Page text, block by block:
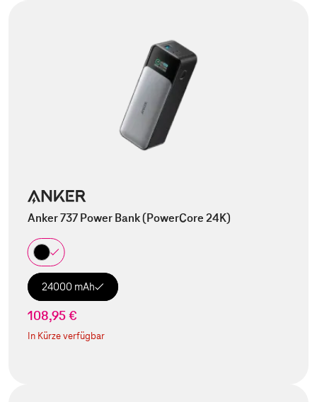
Anker 737 Power Bank (PowerCore 24K)
24000 mAh
108,95 €
In Kürze verfügbar